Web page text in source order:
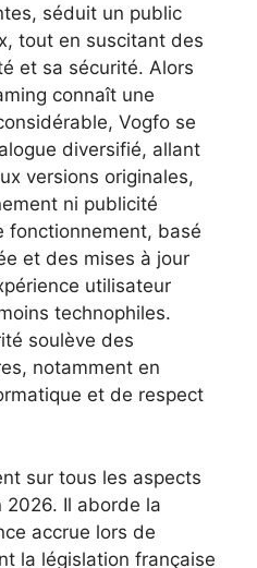
séduit un public
tout en suscitant des
et sa sécurité. Alors
connaît une
Vogfo se
diversifié, allant
versions originales,
ni publicité
fonctionnement, basé
et des mises à jour
utilisateur
technophiles.
soulève des
notamment en
et de respect
sur tous les aspects
2026. Il aborde la
accrue lors de
la législation française